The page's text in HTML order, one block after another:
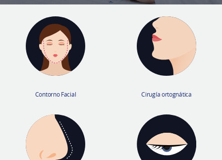
Contorno Facial Cirugía ortognática